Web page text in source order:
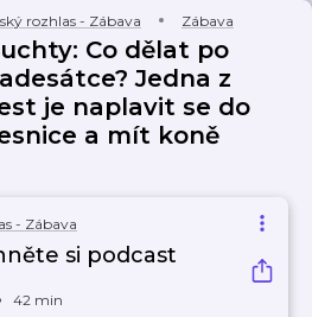
rozhlas - Zábava Zábava
Co dělat po
Jedna z
je naplavit se do
a mít koně
- Zábava
si podcast
42 min